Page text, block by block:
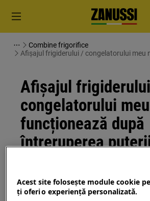
Combine frigorifice
Afișajul frigiderului / congelatorului meu
Afișajul
congelatorului
funcționează după
întreruperea
Problema:
Acest site folosește module cookie
ţi oferi o experienţă personalizată.